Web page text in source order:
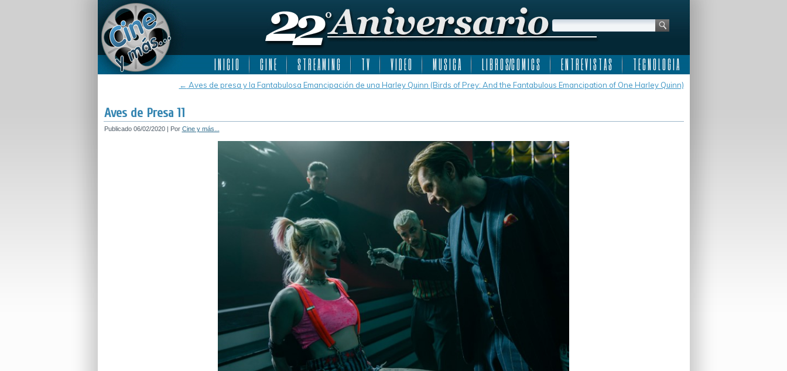
I N I C I O C I N E S T R E A M I N G T V V I D E O M U S I C A L I B R O S/C O M I C S E N T R E V I S T A S T E C N O L O G I A
← Aves de presa y la Fantabulosa Emancipación de una Harley Quinn (Birds of Prey: And the Fantabulous Emancipation of One Harley Quinn)
Aves de Presa 11
Publicado 06/02/2020| Por Cine y más...